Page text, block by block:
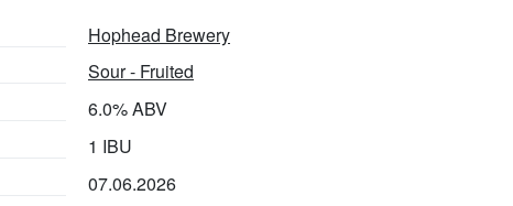
Hophead Brewery
Sour - Fruited
6.0% ABV
1 IBU
07.06.2026